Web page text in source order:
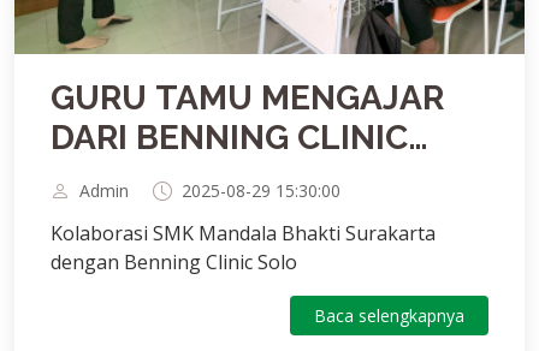
GURU TAMU MENGAJAR
DARI BENNING CLINIC
SOLO
Admin 2025-08-29 15:30:00
Kolaborasi SMK Mandala Bhakti Surakarta
dengan Benning Clinic Solo
Baca selengkapnya